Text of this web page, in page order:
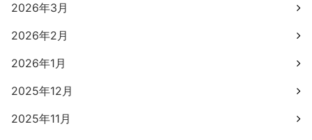
2026年3月
2026年2月
2026年1月
2025年12月
2025年11月